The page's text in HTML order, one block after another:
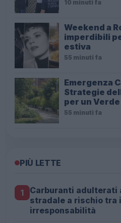
10 minuti fa
Weekend a
imperdibili
estiva
55 minuti fa
Emergenza
Strategie
per un
55 minuti fa
PIÙ LETTE
1
Carburanti adulterati
stradale a rischio tra
irresponsabilità